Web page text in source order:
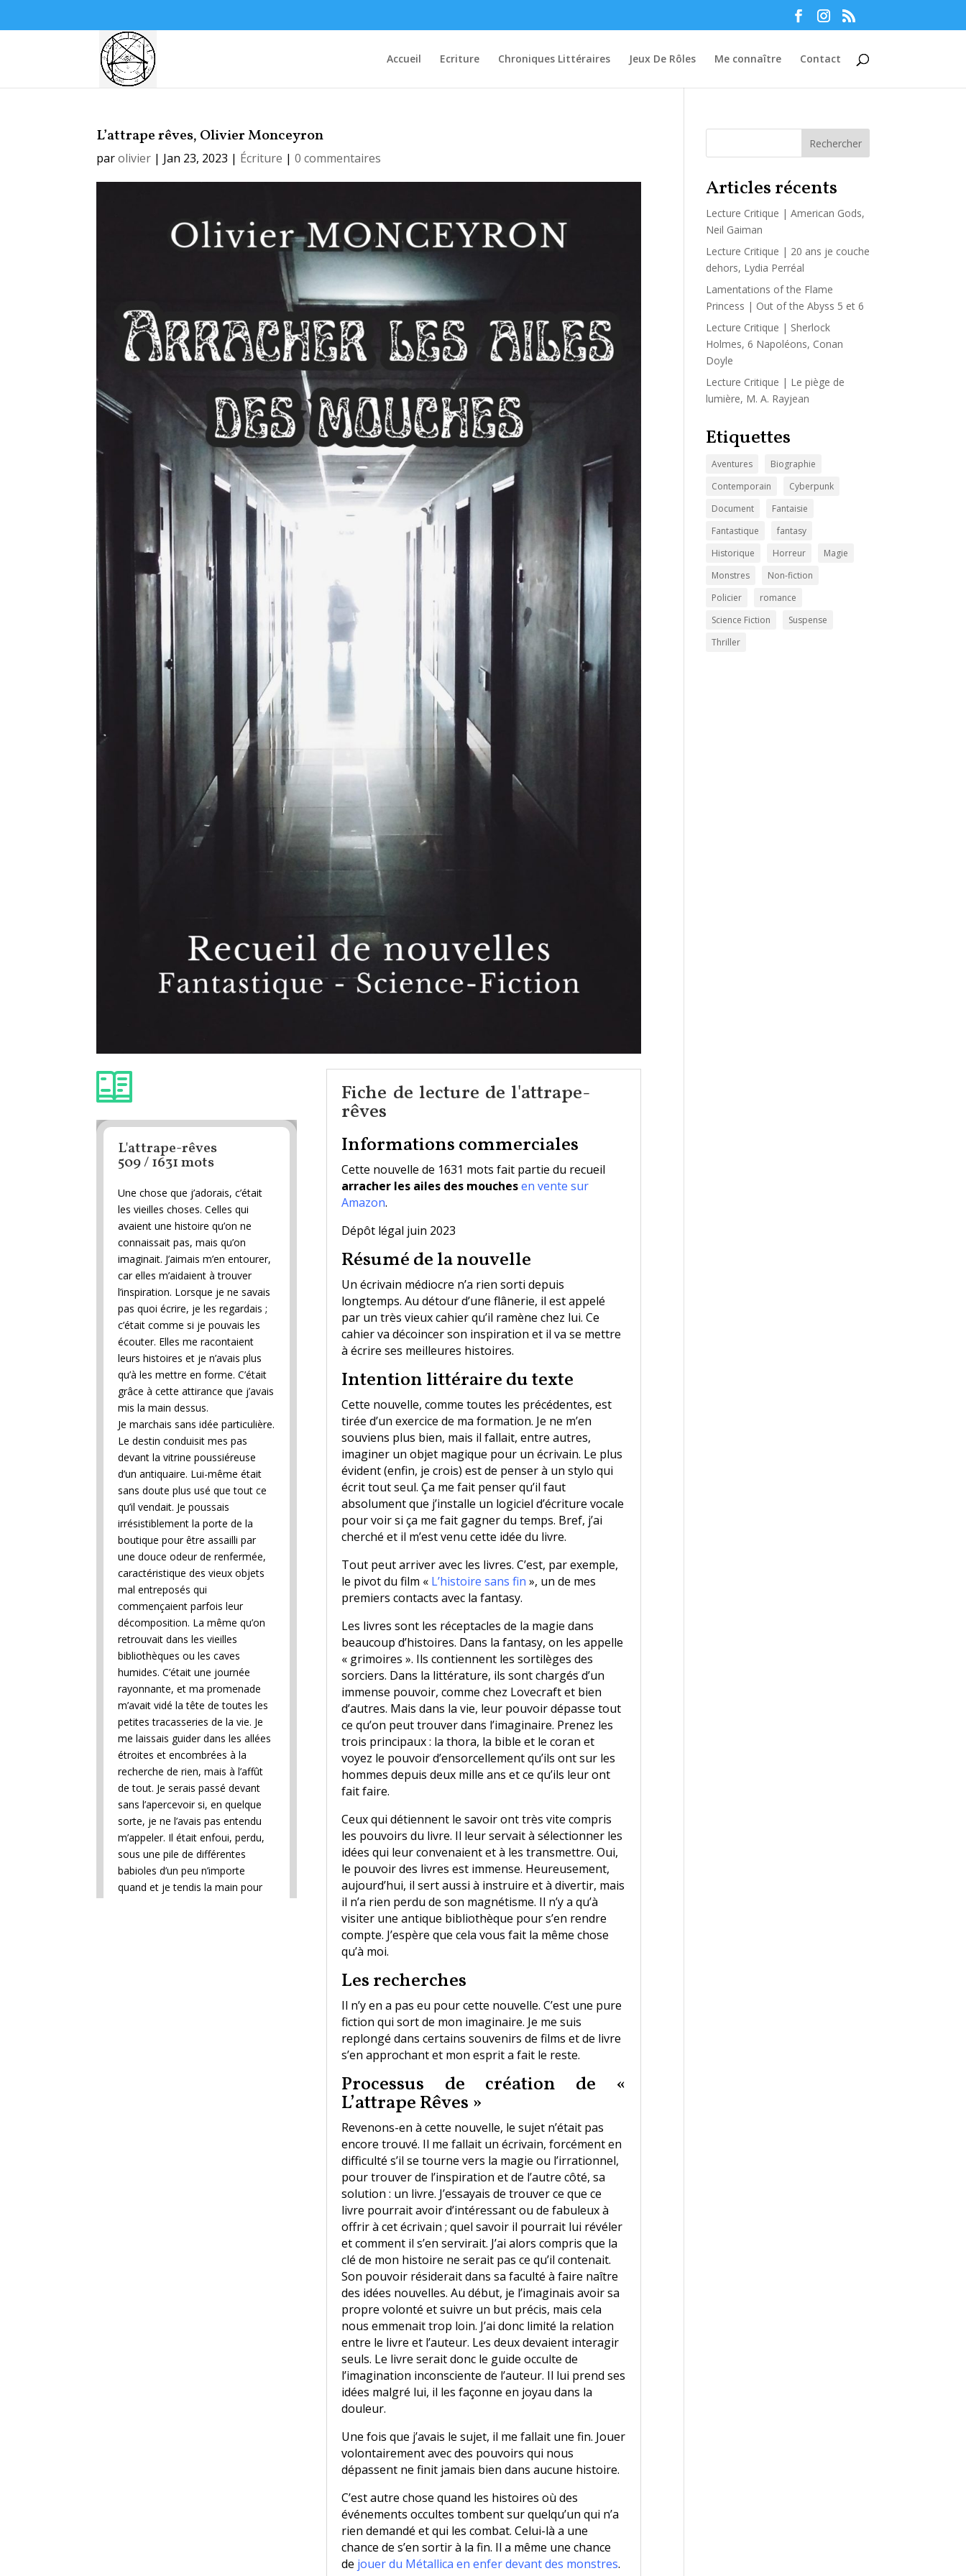
Accueil Ecriture Chroniques Littéraires Jeux De Rôles Me connaître Contact
L’attrape rêves, Olivier Monceyron
parolivier | Jan 23, 2023 | Écriture |0 commentaires
L'attrape-rêves
509 / 1631 mots
Une chose que j’adorais, c’était
les vieilles choses. Celles qui
avaient une histoire qu’on ne
connaissait pas, mais qu’on
imaginait. J’aimais m’en entourer,
car elles m’aidaient à trouver
l’inspiration. Lorsque je ne savais
pas quoi écrire, je les regardais ;
c’était comme si je pouvais les
écouter. Elles me racontaient
leurs histoires et je n’avais plus
qu’à les mettre en forme. C’était
grâce à cette attirance que j’avais
mis la main dessus.
Je marchais sans idée particulière.
Le destin conduisit mes pas
devant la vitrine poussiéreuse
d’un antiquaire. Lui-même était
sans doute plus usé que tout ce
qu’il vendait. Je poussais
irrésistiblement la porte de la
boutique pour être assailli par
une douce odeur de renfermée,
caractéristique des vieux objets
mal entreposés qui
commençaient parfois leur
décomposition. La même qu’on
retrouvait dans les vieilles
bibliothèques ou les caves
humides. C’était une journée
rayonnante, et ma promenade
m’avait vidé la tête de toutes les
petites tracasseries de la vie. Je
me laissais guider dans les allées
étroites et encombrées à la
recherche de rien, mais à l’affût
de tout. Je serais passé devant
sans l’apercevoir si, en quelque
sorte, je ne l’avais pas entendu
m’appeler. Il était enfoui, perdu,
sous une pile de différentes
babioles d’un peu n’importe
quand et je tendis la main pour
Fiche de lecture de l'attrape-
rêves
​Informations commerciales
Cette nouvelle de 1631 mots fait partie du recueil
arracher les ailes des mouchesen vente sur
Amazon.
Dépôt légal juin 2023
​Résumé de la nouvelle
Un écrivain médiocre n’a rien sorti depuis
longtemps. Au détour d’une flânerie, il est appelé
par un très vieux cahier qu’il ramène chez lui. Ce
cahier va décoincer son inspiration et il va se mettre
à écrire ses meilleures histoires.
​Intention littéraire du texte
Cette nouvelle, comme toutes les précédentes, est
tirée d’un exercice de ma formation. Je ne m’en
souviens plus bien, mais il fallait, entre autres,
imaginer un objet magique pour un écrivain. Le plus
évident (enfin, je crois) est de penser à un stylo qui
écrit tout seul. Ça me fait penser qu’il faut
absolument que j’installe un logiciel d’écriture vocale
pour voir si ça me fait gagner du temps. Bref, j’ai
cherché et il m’est venu cette idée du livre.
Tout peut arriver avec les livres. C’est, par exemple,
le pivot du film « L’histoire sans fin », un de mes
premiers contacts avec la fantasy.
Les livres sont les réceptacles de la magie dans
beaucoup d’histoires. Dans la fantasy, on les appelle
« grimoires ». Ils contiennent les sortilèges des
sorciers. Dans la littérature, ils sont chargés d’un
immense pouvoir, comme chez Lovecraft et bien
d’autres. Mais dans la vie, leur pouvoir dépasse tout
ce qu’on peut trouver dans l’imaginaire. Prenez les
trois principaux : la thora, la bible et le coran et
voyez le pouvoir d’ensorcellement qu’ils ont sur les
hommes depuis deux mille ans et ce qu’ils leur ont
fait faire.
Ceux qui détiennent le savoir ont très vite compris
les pouvoirs du livre. Il leur servait à sélectionner les
idées qui leur convenaient et à les transmettre. Oui,
le pouvoir des livres est immense. Heureusement,
aujourd’hui, il sert aussi à instruire et à divertir, mais
il n’a rien perdu de son magnétisme. Il n’y a qu’à
visiter une antique bibliothèque pour s’en rendre
compte. J’espère que cela vous fait la même chose
qu’à moi.
​Les recherches
Il n’y en a pas eu pour cette nouvelle. C’est une pure
fiction qui sort de mon imaginaire. Je me suis
replongé dans certains souvenirs de films et de livre
s’en approchant et mon esprit a fait le reste.
​Processus de création de «
L’attrape Rêves »
Revenons-en à cette nouvelle, le sujet n’était pas
encore trouvé. Il me fallait un écrivain, forcément en
difficulté s’il se tourne vers la magie ou l’irrationnel,
pour trouver de l’inspiration et de l’autre côté, sa
solution : un livre. J’essayais de trouver ce que ce
livre pourrait avoir d’intéressant ou de fabuleux à
offrir à cet écrivain ; quel savoir il pourrait lui révéler
et comment il s’en servirait. J’ai alors compris que la
clé de mon histoire ne serait pas ce qu’il contenait.
Son pouvoir résiderait dans sa faculté à faire naître
des idées nouvelles. Au début, je l’imaginais avoir sa
propre volonté et suivre un but précis, mais cela
nous emmenait trop loin. J’ai donc limité la relation
entre le livre et l’auteur. Les deux devaient interagir
seuls. Le livre serait donc le guide occulte de
l’imagination inconsciente de l’auteur. Il lui prend ses
idées malgré lui, il les façonne en joyau dans la
douleur.
Une fois que j’avais le sujet, il me fallait une fin. Jouer
volontairement avec des pouvoirs qui nous
dépassent ne finit jamais bien dans aucune histoire.
C’est autre chose quand les histoires où des
événements occultes tombent sur quelqu’un qui n’a
rien demandé et qui les combat. Celui-là a une
chance de s’en sortir à la fin. Il a même une chance
de jouer du Métallica en enfer devant des monstres.
Rechercher
Articles récents
Lecture Critique | American Gods,
Neil Gaiman
Lecture Critique | 20 ans je couche
dehors, Lydia Perréal
Lamentations of the Flame
Princess | Out of the Abyss 5 et 6
Lecture Critique | Sherlock
Holmes, 6 Napoléons, Conan
Doyle
Lecture Critique | Le piège de
lumière, M. A. Rayjean
Etiquettes
Aventures
Biographie
Contemporain
Cyberpunk
Document
Fantaisie
Fantastique
fantasy
Historique
Horreur
Magie
Monstres
Non-fiction
Policier
romance
Science Fiction
Suspense
Thriller
Manage consent